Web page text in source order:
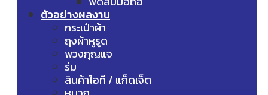
ตัวอย่างผลงาน
กระเป๋าผ้า
ถุงผ้าหูรูด
พวงกุญแจ
ร่ม
สินค้าไอที / แก็ดเจ็ต